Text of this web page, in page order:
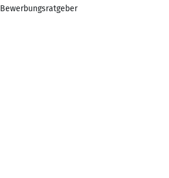
Bewerbungsratgeber